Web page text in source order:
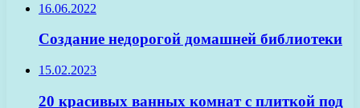
16.06.2022
Создание недорогой домашней библиотеки
15.02.2023
20 красивых ванных комнат с плиткой под